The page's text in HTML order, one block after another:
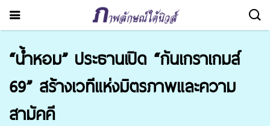
“น้ำหอม” ประธานเปิด “กันเกราเกมส์
69” สร้างเวทีแห่งมิตรภาพและความ
สามัคคี